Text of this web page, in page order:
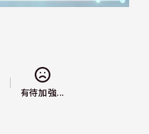
有待加強...